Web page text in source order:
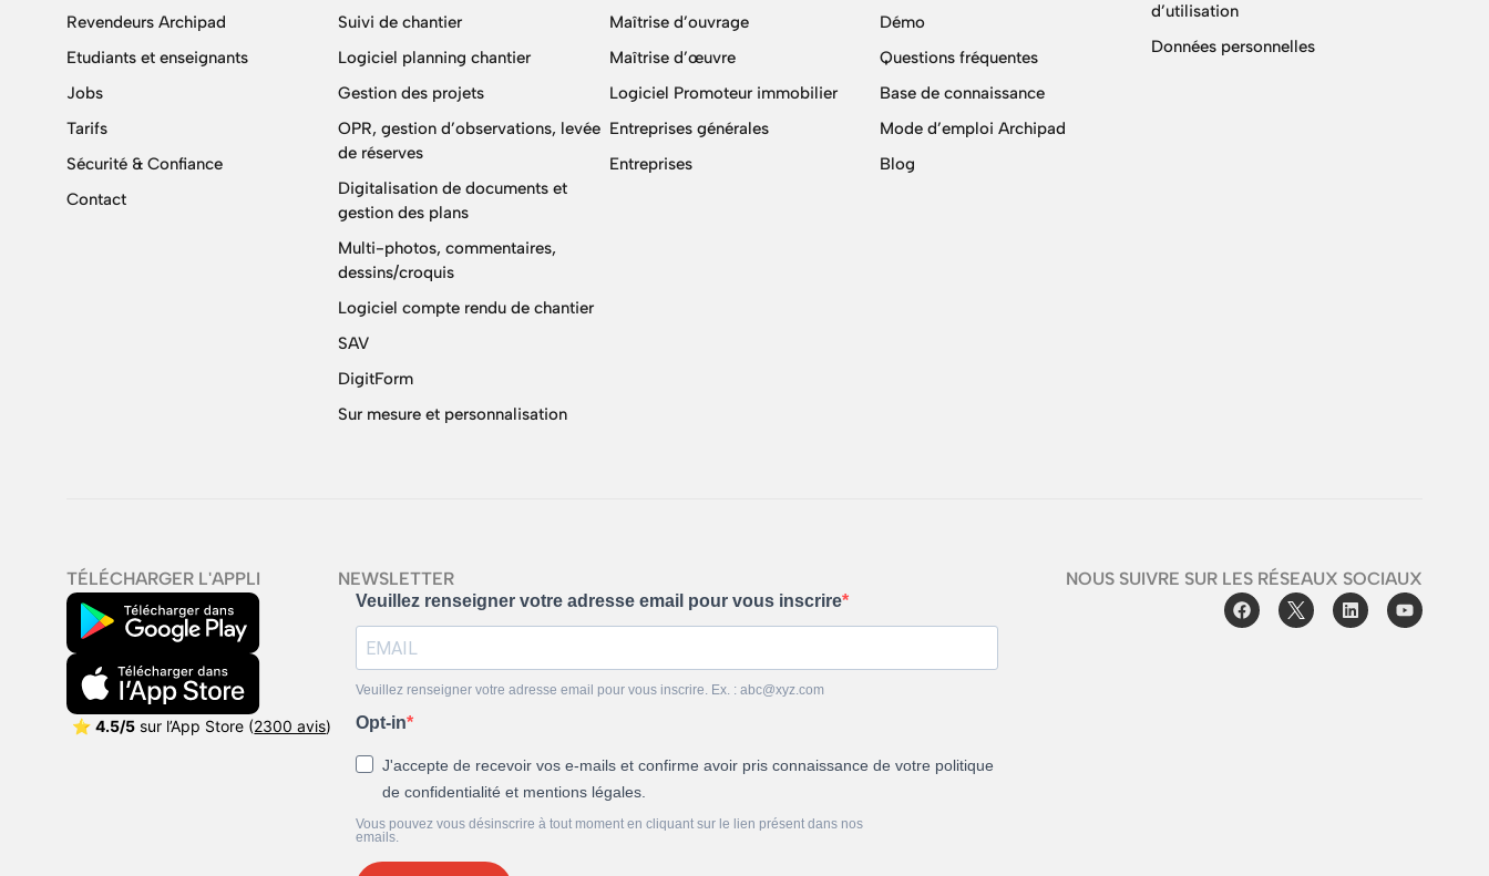
Revendeurs Archipad
Etudiants et enseignants
Jobs
Tarifs
Sécurité & Confiance
Contact
Suivi de chantier
Logiciel planning chantier
Gestion des projets
OPR, gestion d’observations, levée
de réserves
Digitalisation de documents et
gestion des plans
Multi-photos, commentaires,
dessins/croquis
Logiciel compte rendu de chantier
SAV
DigitForm
Sur mesure et personnalisation
Maîtrise d’ouvrage
Maîtrise d’œuvre
Logiciel Promoteur immobilier
Entreprises générales
Entreprises
Démo
Questions fréquentes
Base de connaissance
Mode d’emploi Archipad
Blog
d’utilisation
Données personnelles
TÉLÉCHARGER L'APPLI
⭐4.5/5 sur l’App Store (2300 avis)
NEWSLETTER
Veuillez renseigner votre adresse email pour vous inscrire
Veuillez renseigner votre adresse email pour vous inscrire. Ex. : abc@xyz.com
Opt-in
J'accepte de recevoir vos e-mails et confirme avoir pris connaissance de votre politique
de confidentialité et mentions légales.
Vous pouvez vous désinscrire à tout moment en cliquant sur le lien présent dans nos
emails.
NOUS SUIVRE SUR LES RÉSEAUX SOCIAUX